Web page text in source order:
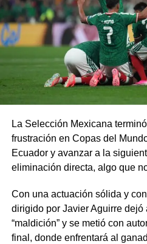
La Selección Mexicana
frustración en Copas del
Ecuador y avanzar a la
eliminación directa, algo que
Con una actuación sólida y
dirigido por Javier Aguirre dejó
“maldición” y se metió con
final, donde enfrentará al